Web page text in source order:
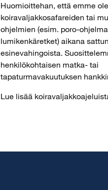
Huomioittehan, että emme
koiravaljakkosafareiden tai
ohjelmien (esim. poro-
lumikenkäretket) aikana
esinevahingoista.
henkilökohtaisen matka- tai
tapaturmavakuutuksen
Lue lisää